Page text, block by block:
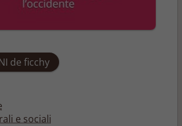
de ficchy
e sociali